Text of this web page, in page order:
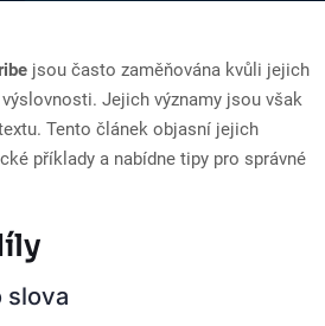
jsou často zaměňována kvůli jejich
Jejich významy jsou však
Tento článek objasní jejich
příklady a nabídne tipy pro správné
slova